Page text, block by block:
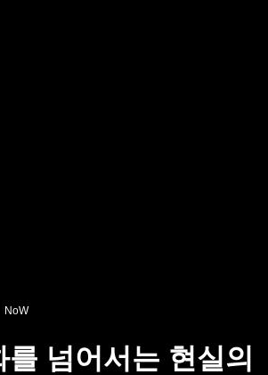
NoW
를 넘어서는 현실의